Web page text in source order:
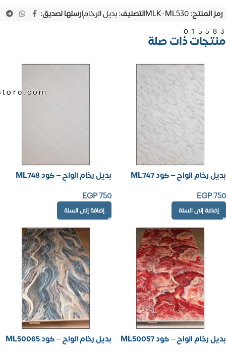
رمز المنتج:MLK-ML530التصنيف:بديل الرخامارسلها لصديق:
منتجات ذات صلة
بديل رخام الواح – كود ML747
EGP750
إضافة إلى السلة
بديل رخام الواح – كود ML748
EGP750
إضافة إلى السلة
بديل رخام الواح – كود ML50057
بديل رخام الواح – كود ML50065